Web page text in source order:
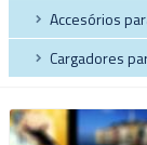
Accesórios
Cargadores